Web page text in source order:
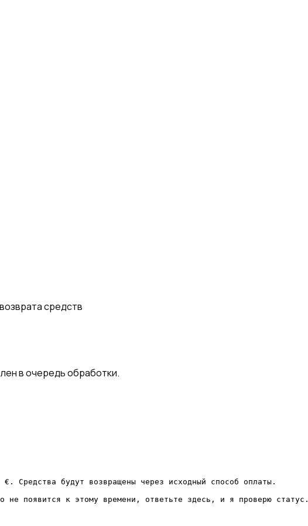
средств
в очередь обработки.
Средства будут возвращены через исходный способ оплаты.
не появится к этому времени, ответьте здесь, и я проверю статус.